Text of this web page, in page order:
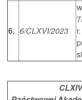
6. 6/CLXVI/2023